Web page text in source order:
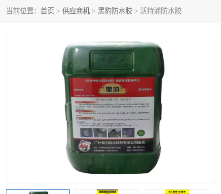
当前位置： 首页 > 供应商机 > 黑豹防水胶 > 沃特浦防水胶